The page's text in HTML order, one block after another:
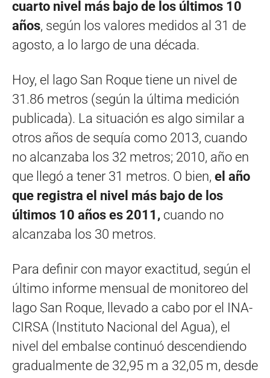
cuarto nivel más bajo de los últimos 10
años, según los valores medidos al 31 de
agosto, a lo largo de una década.
Hoy, el lago San Roque tiene un nivel de
31.86 metros (según la última medición
publicada). La situación es algo similar a
otros años de sequía como 2013, cuando
no alcanzaba los 32 metros; 2010, año en
que llegó a tener 31 metros. O bien, el año
que registra el nivel más bajo de los
últimos 10 años es 2011, cuando no
alcanzaba los 30 metros.
Para definir con mayor exactitud, según el
último informe mensual de monitoreo del
lago San Roque, llevado a cabo por el INA-
CIRSA (Instituto Nacional del Agua), el
nivel del embalse continuó descendiendo
gradualmente de 32,95 m a 32,05 m, desde